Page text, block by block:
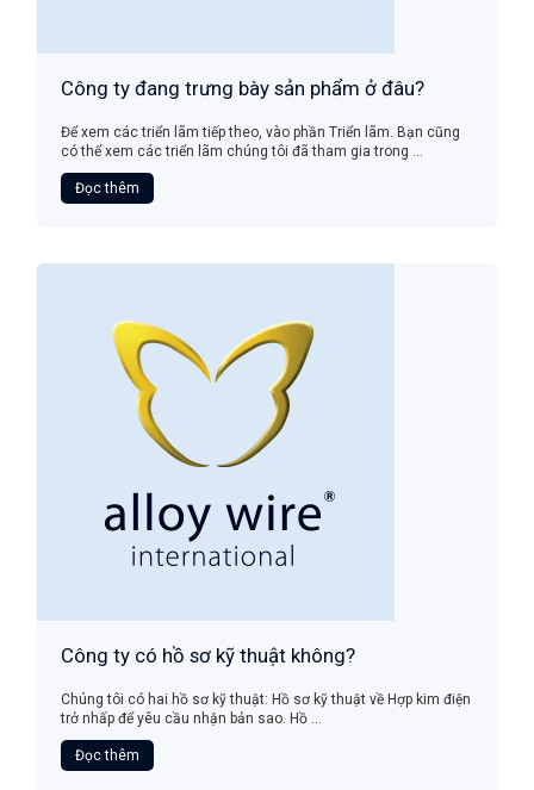
Công ty đang trưng bày sản phẩm ở đâu?
Để xem các triển lãm tiếp theo, vào phần Triển lãm. Bạn cũng
có thể xem các triển lãm chúng tôi đã tham gia trong ...
Đọc thêm
Công ty có hồ sơ kỹ thuật không?
Chúng tôi có hai hồ sơ kỹ thuật: Hồ sơ kỹ thuật về Hợp kim điện
trở nhấp để yêu cầu nhận bản sao. Hồ ...
Đọc thêm